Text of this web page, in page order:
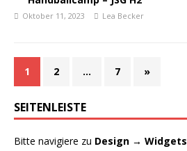
Oktober 11, 2023 Lea Becker
1 2 … 7 »
SEITENLEISTE
Bitte navigiere zu Design → Widgets